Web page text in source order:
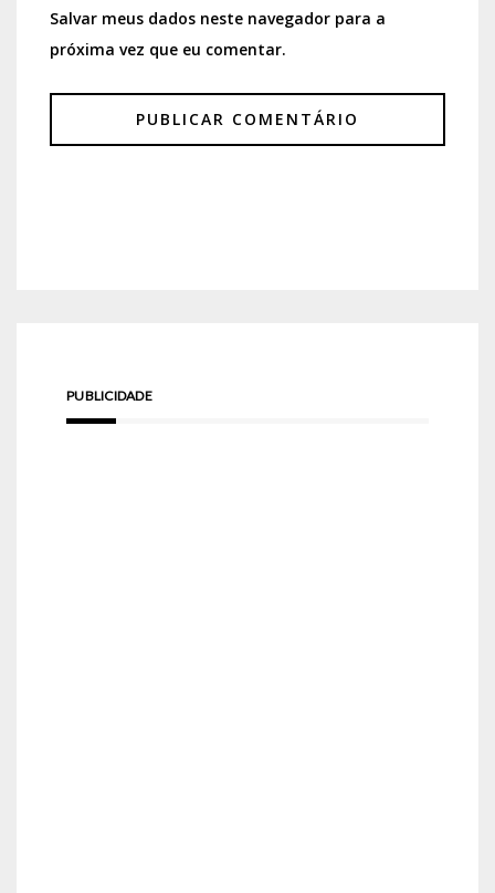
Salvar meus dados neste navegador para a
próxima vez que eu comentar.
PUBLICIDADE